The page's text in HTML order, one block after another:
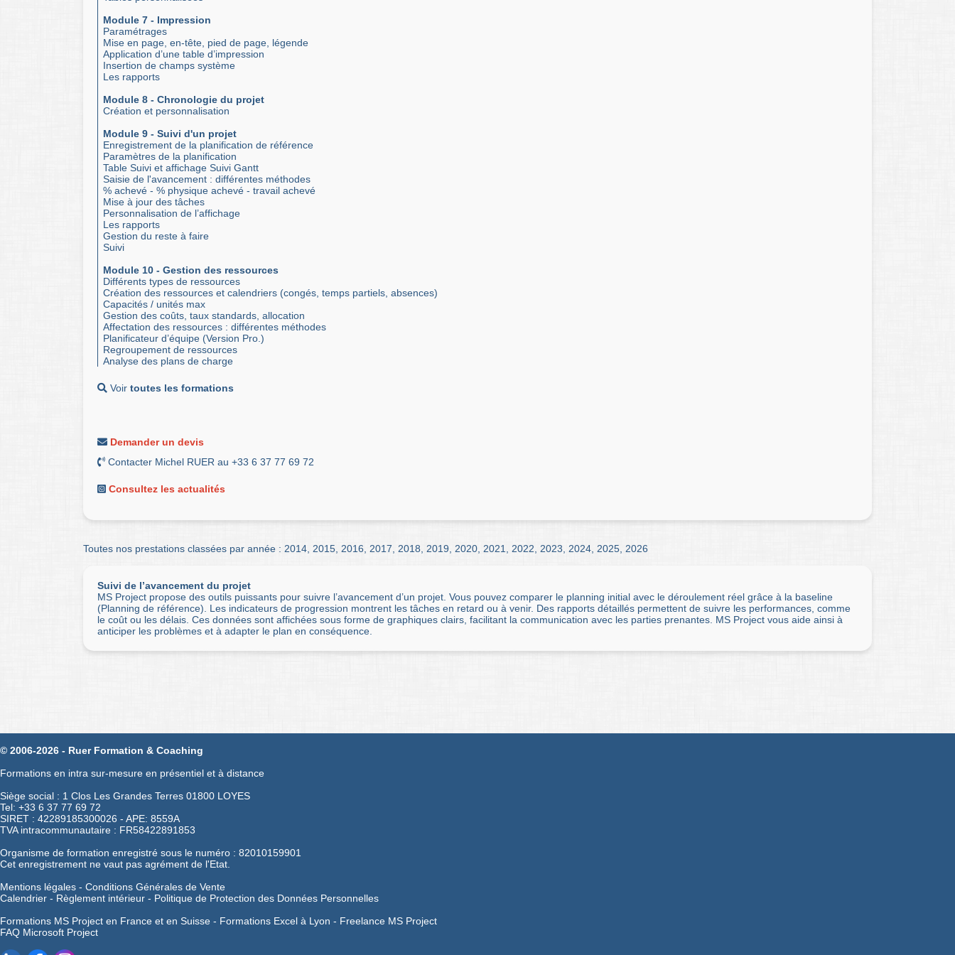
Module 7 - Impression
Paramétrages
Mise en page, en-tête, pied de page, légende
Application d’une table d’impression
Insertion de champs système
Les rapports
Module 8 - Chronologie du projet
Création et personnalisation
Module 9 - Suivi d'un projet
Enregistrement de la planification de référence
Paramètres de la planification
Table Suivi et affichage Suivi Gantt
Saisie de l'avancement : différentes méthodes
% achevé - % physique achevé - travail achevé
Mise à jour des tâches
Personnalisation de l’affichage
Les rapports
Gestion du reste à faire
Suivi
Module 10 - Gestion des ressources
Différents types de ressources
Création des ressources et calendriers (congés, temps partiels, absences)
Capacités / unités max
Gestion des coûts, taux standards, allocation
Affectation des ressources : différentes méthodes
Planificateur d’équipe (Version Pro.)
Regroupement de ressources
Analyse des plans de charge
Voir toutes les formations
Demander un devis
Contacter Michel RUER au +33 6 37 77 69 72
Consultez les actualités
Toutes nos prestations classées par année : 2014 2015 2016 2017 2018 2019 2020 2021 2022 2023 2024 2025 2026
Suivi de l’avancement du projet
MS Project propose des outils puissants pour suivre l’avancement d’un projet. Vous pouvez comparer le planning initial avec le déroulement réel grâce à la baseline
(Planning de référence). Les indicateurs de progression montrent les tâches en retard ou à venir. Des rapports détaillés permettent de suivre les performances, comme
le coût ou les délais. Ces données sont affichées sous forme de graphiques clairs, facilitant la communication avec les parties prenantes. MS Project vous aide ainsi à
anticiper les problèmes et à adapter le plan en conséquence.
© 2006-2026 - Ruer Formation & Coaching
Formations en intra sur-mesure en présentiel et à distance
Siège social : 1 Clos Les Grandes Terres 01800 LOYES
Tel: +33 6 37 77 69 72
SIRET : 42289185300026 - APE: 8559A
TVA intracommunautaire : FR58422891853
Organisme de formation enregistré sous le numéro : 82010159901
Cet enregistrement ne vaut pas agrément de l'Etat.
Mentions légales - Conditions Générales de Vente
Calendrier - Règlement intérieur - Politique de Protection des Données Personnelles
Formations MS Project en France et en Suisse - Formations Excel à Lyon - Freelance MS Project
FAQ Microsoft Project